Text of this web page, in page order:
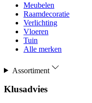
Meubelen
Raamdecoratie
Verlichting
Vloeren
Tuin
Alle merken
Assortiment
Klusadvies